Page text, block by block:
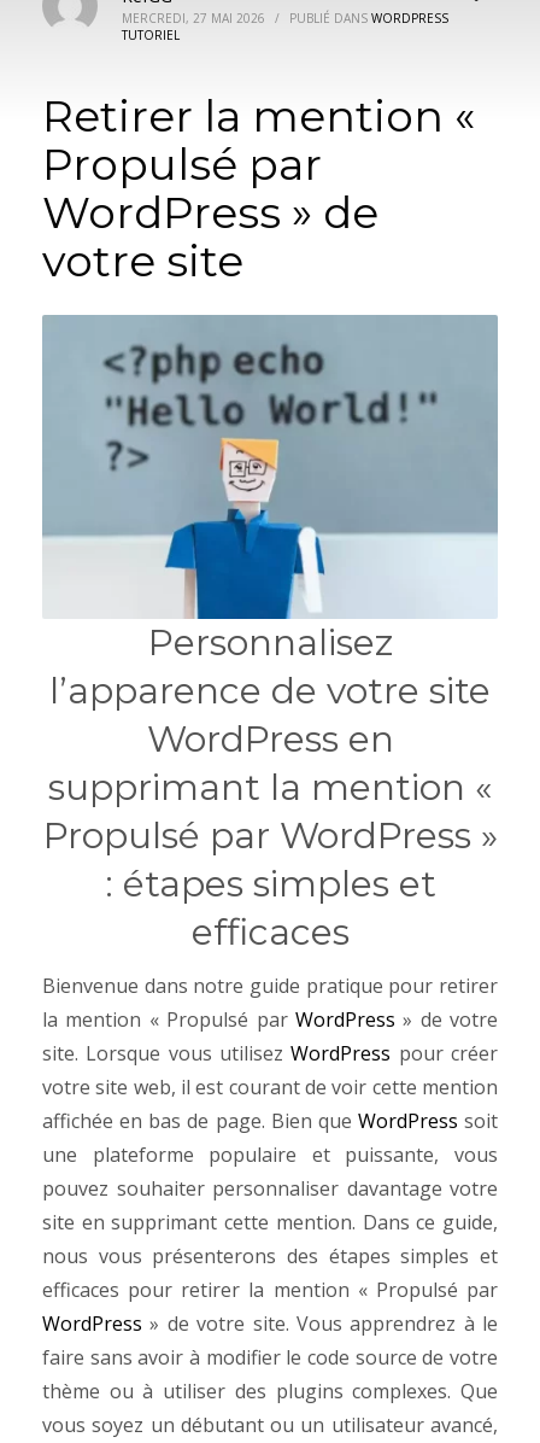
MERCREDI, 27 MAI 2026 / PUBLIÉ DANS WORDPRESS
TUTORIEL
Retirer la mention «
Propulsé par
WordPress » de
votre site
Personnalisez
l’apparence de votre site
WordPress en
supprimant la mention «
Propulsé par WordPress »
: étapes simples et
efficaces
Bienvenue dans notre guide pratique pour retirer
la mention « Propulsé par WordPress» de votre
site. Lorsque vous utilisezWordPress pour créer
votre site web, il est courant de voir cette mention
affichée en bas de page. Bien que WordPress soit
une plateforme populaire et puissante, vous
pouvez souhaiter personnaliser davantage votre
site en supprimant cette mention. Dans ce guide,
nous vous présenterons des étapes simples et
efficaces pour retirer la mention « Propulsé par
WordPress» de votre site. Vous apprendrez à le
faire sans avoir à modifier le code source de votre
thème ou à utiliser des plugins complexes. Que
vous soyez un débutant ou un utilisateur avancé,